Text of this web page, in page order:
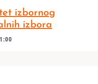
izbornog
izbora